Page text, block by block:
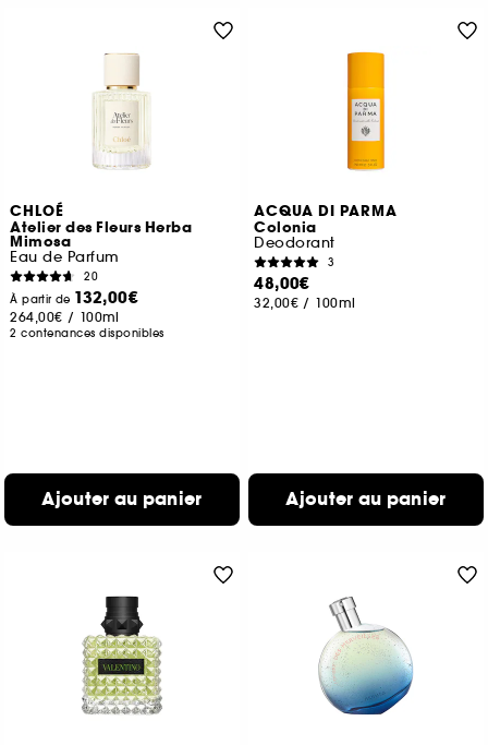
CHLOÉ
Atelier des Fleurs Herba
Mimosa
Eau de Parfum
20
À partir de 132,00€
264,00€ / 100ml
2 contenances disponibles
Ajouter au panier
ACQUA DI PARMA
Colonia
Deodorant
3
48,00€
32,00€ / 100ml
Ajouter au panier